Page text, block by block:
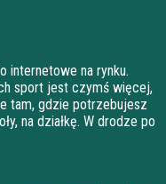
internetowe na rynku.
sport jest czymś więcej,
tam, gdzie potrzebujesz
na działkę. W drodze po